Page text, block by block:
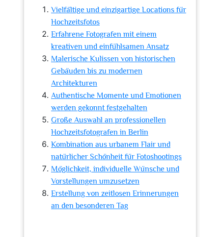
Vielfältige und einzigartige Locations für
Hochzeitsfotos
Erfahrene Fotografen mit einem
kreativen und einfühlsamen Ansatz
Malerische Kulissen von historischen
Gebäuden bis zu modernen
Architekturen
Authentische Momente und Emotionen
werden gekonnt festgehalten
Große Auswahl an professionellen
Hochzeitsfotografen in Berlin
Kombination aus urbanem Flair und
natürlicher Schönheit für Fotoshootings
Möglichkeit, individuelle Wünsche und
Vorstellungen umzusetzen
Erstellung von zeitlosen Erinnerungen
an den besonderen Tag